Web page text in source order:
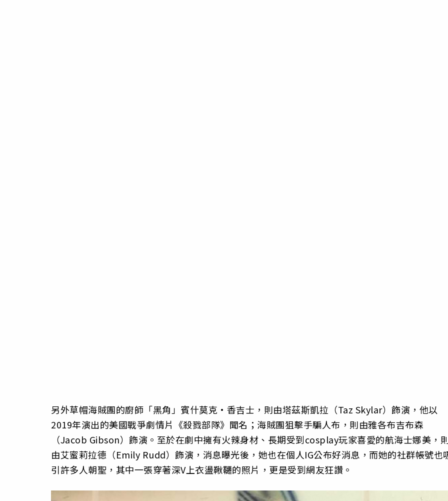
另外草帽海賊團的廚師「黑角」賓什莫克·香吉士，則由塔茲斯凱拉（Taz Skylar）飾演，他以
2019年演出的美國戰爭劇情片《殺戮部隊》聞名；海賊團狙擊手騙人布，則由雅各布吉布森
（Jacob Gibson）飾演。至於在劇中擁有火辣身材、長期受到cosplay玩家喜愛的航海士娜美，
由艾蜜莉拉德（Emily Rudd）飾演，消息曝光後，她也在個人IG公布好消息，而她的社群帳號也
引許多人朝聖，其中一張穿著深V上衣盪鞦韆的照片，更是受到網友狂讚。